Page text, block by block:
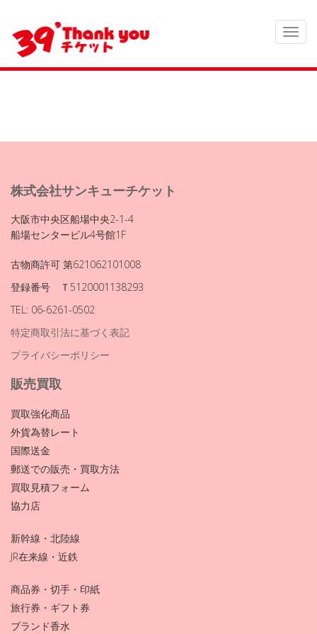
株式会社サンキューチケット
大阪市中央区船場中央2-1-4
船場センタービル4号館1F
古物商許可 第621062101008
登録番号 Ｔ5120001138293
TEL: 06-6261-0502
特定商取引法に基づく表記
プライバシーポリシー
販売買取
買取強化商品
外貨為替レート
国際送金
郵送での販売・買取方法
買取見積フォーム
協力店
新幹線・北陸線
JR在来線・近鉄
商品券・切手・印紙
旅行券・ギフト券
ブランド香水